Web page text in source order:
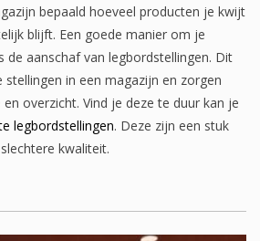
bepaald hoeveel producten je kwijt
blijft. Een goede manier om je
de aanschaf van legbordstellingen. Dit
in een magazijn en zorgen
overzicht. Vind je deze te duur kan je
legbordstellingen. Deze zijn een stuk
kwaliteit.